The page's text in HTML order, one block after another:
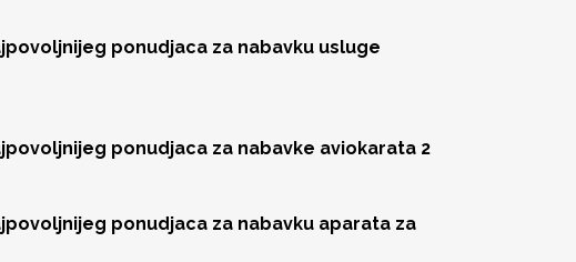
ponudjaca za nabavku usluge
ponudjaca za nabavke aviokarata 2
ponudjaca za nabavku aparata za